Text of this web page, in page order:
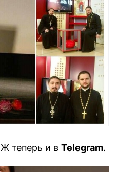
теперь и в Telegram.